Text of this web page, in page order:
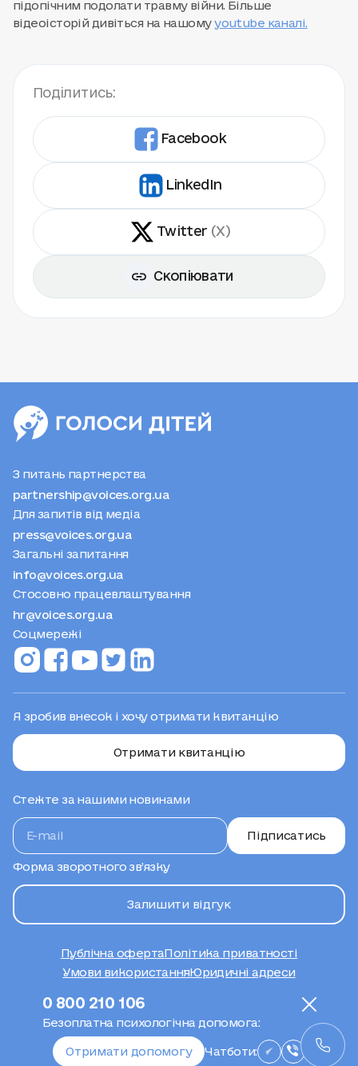
підопічним подолати травму війни. Більше
відеоісторій дивіться на нашомуyoutube каналі.
Поділитись:
Facebook
LinkedIn
Twitter (X)
Скопіювати
Безоплатна психологічна допомога:
0 800 210 106
Отримати допомогу Чатботи:
З питань партнерства
partnership@voices.org.ua
Для запитів від медіа
press@voices.org.ua
Загальні запитання
info@voices.org.ua
Стосовно працевлаштування
hr@voices.org.ua
Соцмережі
Я зробив внесок і хочу отримати квитанцію
Отримати квитанцію
Стежте за нашими новинами
Підписатись
Форма зворотного зв’язку
Залишити відгук
Публічна офертаПолітика приватності
Умови використанняЮридичні адреси
Сайт створено